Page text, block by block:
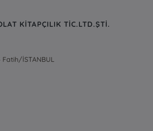
KİTAPÇILIK TİC.LTD.ŞTİ.
İSTANBUL